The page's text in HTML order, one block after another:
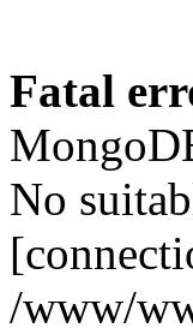
Fatal
No
/www/